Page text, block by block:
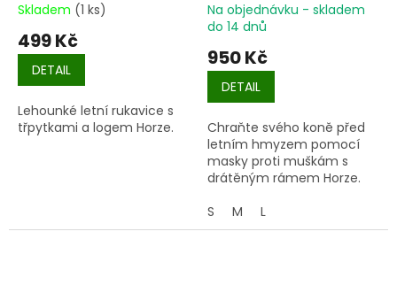
Skladem (1 ks)
499 Kč
DETAIL
Lehounké letní rukavice s
třpytkami a logem Horze.
Na objednávku - skladem
do 14 dnů
950 Kč
DETAIL
Chraňte svého koně před
letním hmyzem pomocí
masky proti muškám s
drátěným rámem Horze.
S
M L